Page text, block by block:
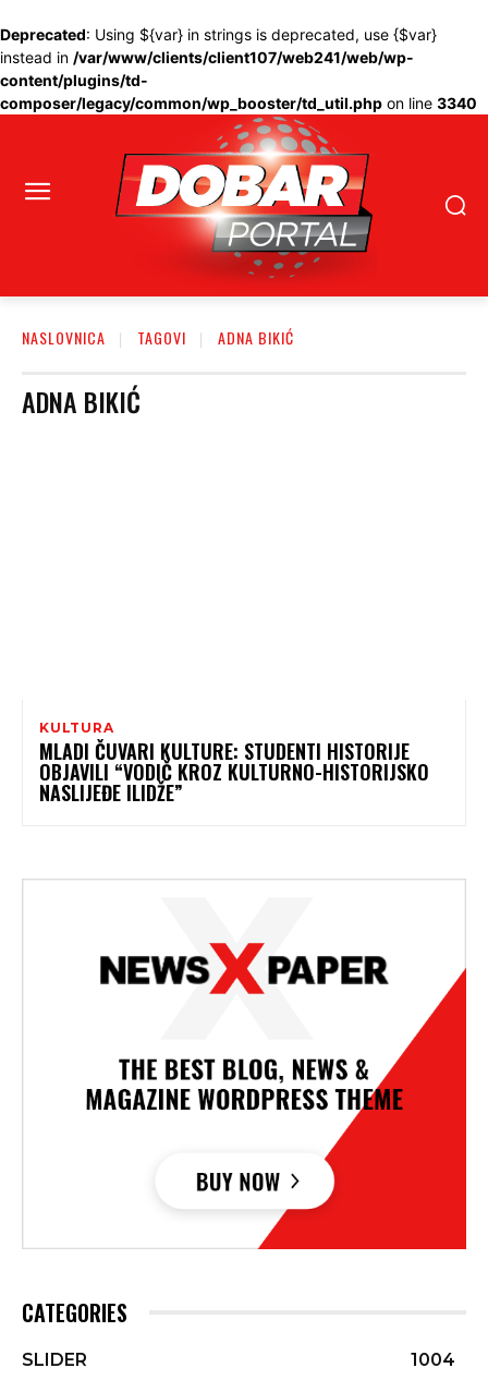
Deprecated: Using ${var} in strings is deprecated, use {$var}
instead in /var/www/clients/client107/web241/web/wp-
content/plugins/td-
composer/legacy/common/wp_booster/td_util.php on line 3340
NASLOVNICA TAGOVI ADNA BIKIĆ
ADNA BIKIĆ
KULTURA
MLADI ČUVARI KULTURE: STUDENTI HISTORIJE
OBJAVILI “VODIČ KROZ KULTURNO-HISTORIJSKO
NASLIJEĐE ILIDŽE”
CATEGORIES
SLIDER
1004